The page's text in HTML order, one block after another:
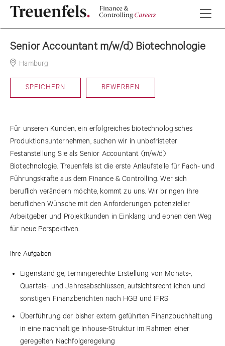
Senior Accountant m/w/d) Biotechnologie
Hamburg
SPEICHERN BEWERBEN
Für unseren Kunden, ein erfolgreiches biotechnologisches
Produktionsunternehmen, suchen wir in unbefristeter
Festanstellung Sie als Senior Accountant (m/w/d)
Biotechnologie. Treuenfels ist die erste Anlaufstelle für Fach- und
Führungskräfte aus dem Finance & Controlling. Wer sich
beruflich verändern möchte, kommt zu uns. Wir bringen Ihre
beruflichen Wünsche mit den Anforderungen potenzieller
Arbeitgeber und Projektkunden in Einklang und ebnen den Weg
für neue Perspektiven.
Ihre Aufgaben
Eigenständige, termingerechte Erstellung von Monats-,
Quartals- und Jahresabschlüssen, aufsichtsrechtlichen und
sonstigen Finanzberichten nach HGB und IFRS
Überführung der bisher extern geführten Finanzbuchhaltung
in eine nachhaltige Inhouse-Struktur im Rahmen einer
geregelten Nachfolgeregelung